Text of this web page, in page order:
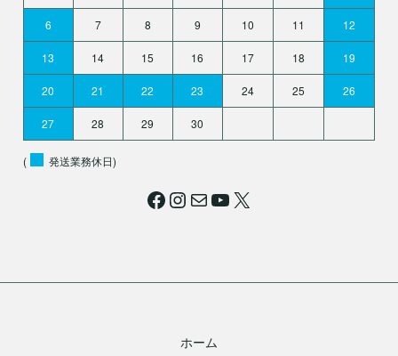
6 7 8 9 10 11 12
13 14 15 16 17 18 19
20 21 22 23 24 25 26
27 28 29 30
( 発送業務休日)
Facebook Instagram メールYouTube X
ホーム